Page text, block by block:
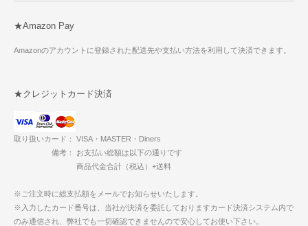
★Amazon Pay
Amazonのアカウントに登録された配送先や支払い方法を利用して決済できます。
★クレジットカード決済
取り扱いカード： VISA・MASTER・Diners
備考： お支払い総額は以下の通りです
商品代金合計（税込）+送料
※ご注文時に総支払額をメールでお知らせいたします。
※入力したカード番号は、当社が決済を委託しておりますカード決済システム内で
のみ通信され、弊社でも一切確認できませんので安心してお使い下さい。